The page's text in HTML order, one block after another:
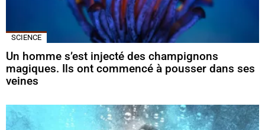
SCIENCE
Un homme s’est injecté des champignons
magiques. Ils ont commencé à pousser dans ses
veines